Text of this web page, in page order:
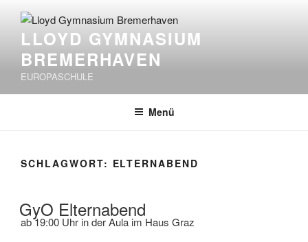
Inhalt
springenLLOYD GYMNASIUM
BREMERHAVEN
EUROPASCHULE
Menü
SCHLAGWORT: ELTERNABEND
GyO Elternabend
ab 19:00 Uhr in der Aula im Haus Graz